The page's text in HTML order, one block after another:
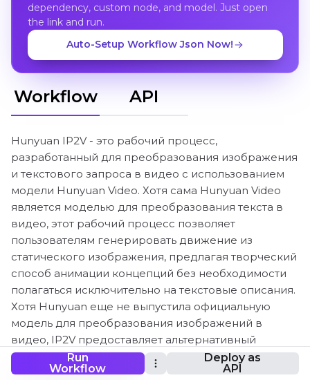
Run
Workflow
Deploy as
API
dependency, custom node, and model. Just open
the link and run.
Auto-Setup Workflow Json Now!
Workflow API
Hunyuan IP2V - это рабочий процесс,
разработанный для преобразования изображения
и текстового запроса в видео с использованием
модели Hunyuan Video. Хотя сама Hunyuan Video
является моделью для преобразования текста в
видео, этот рабочий процесс позволяет
пользователям генерировать движение из
статического изображения, предлагая творческий
способ анимации концепций без необходимости
полагаться исключительно на текстовые описания.
Хотя Hunyuan еще не выпустила официальную
модель для преобразования изображений в
видео, IP2V предоставляет альтернативный
подход, делая его ценным инструментом для
анимации с использованием ИИ, визуализации